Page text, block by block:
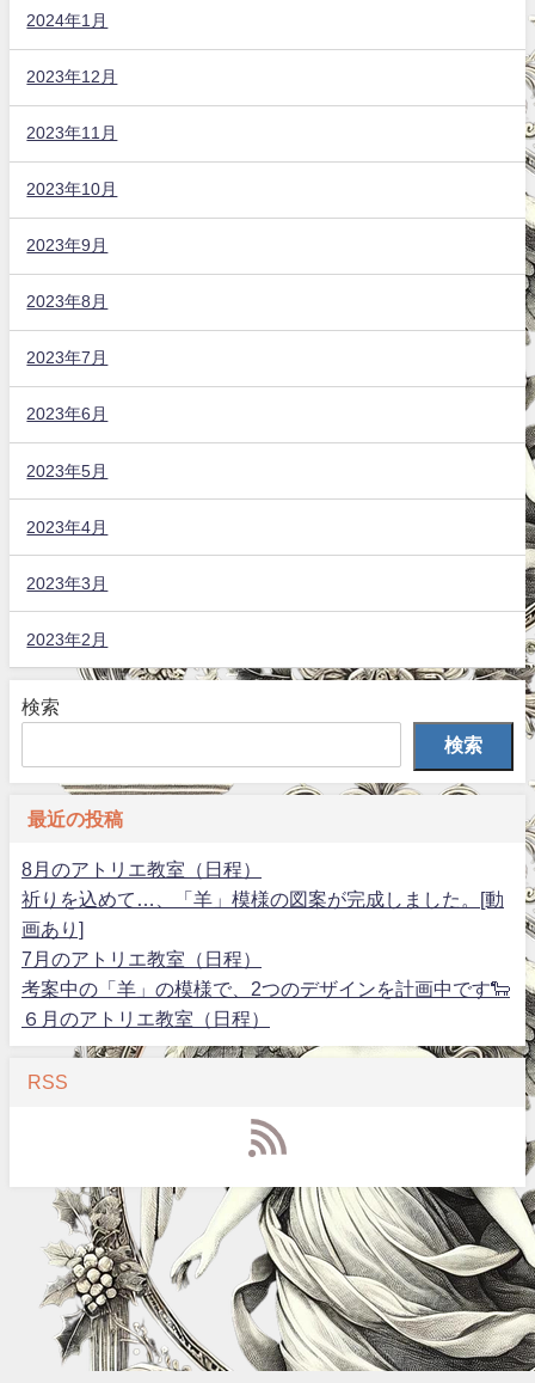
2024年1月
2023年12月
2023年11月
2023年10月
2023年9月
2023年8月
2023年7月
2023年6月
2023年5月
2023年4月
2023年3月
2023年2月
検索
検索
最近の投稿
8月のアトリエ教室（日程）
祈りを込めて…、「羊」模様の図案が完成しました。[動
画あり]
7月のアトリエ教室（日程）
考案中の「羊」の模様で、2つのデザインを計画中です🐑
６月のアトリエ教室（日程）
RSS